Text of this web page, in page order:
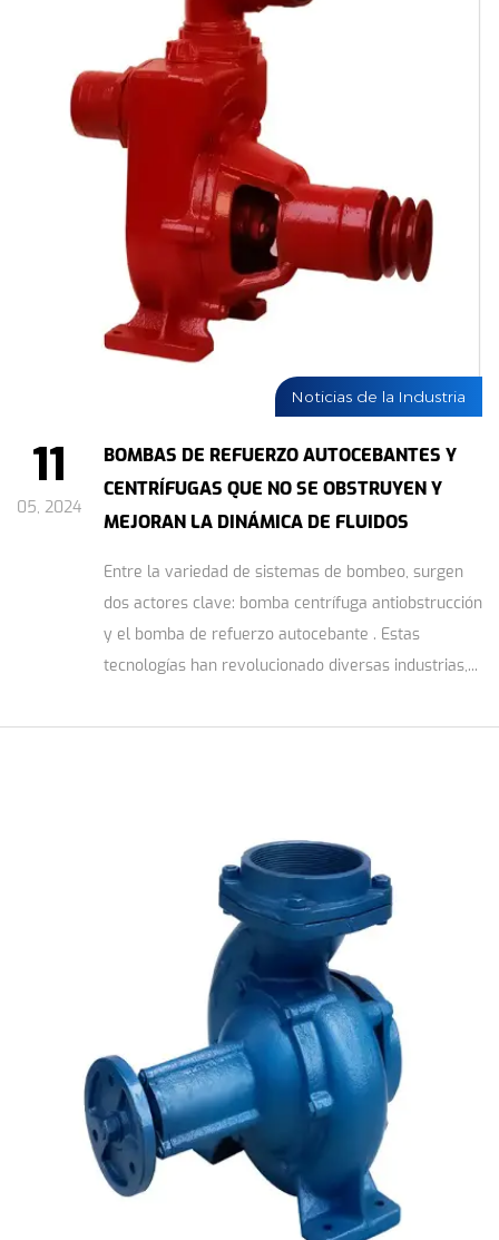
Noticias de la Industria
11
05, 2024
BOMBAS DE REFUERZO AUTOCEBANTES Y
CENTRÍFUGAS QUE NO SE OBSTRUYEN Y
MEJORAN LA DINÁMICA DE FLUIDOS
Entre la variedad de sistemas de bombeo, surgen
dos actores clave: bomba centrífuga antiobstrucción
y el bomba de refuerzo autocebante . Estas
tecnologías han revolucionado diversas industrias,...